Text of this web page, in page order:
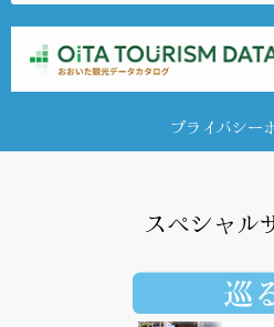
プライバシー
スペシャル